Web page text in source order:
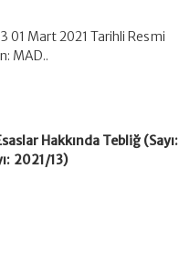
01 Mart 2021 Tarihli Resmi
MAD..
Hakkında Tebliğ (Sayı:
2021/13)